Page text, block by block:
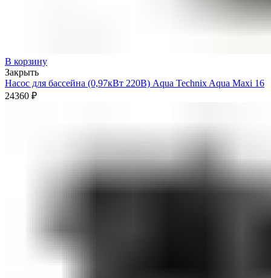
В корзину
Закрыть
Насос для бассейна (0,97кВт 220В) Aqua Technix Aqua Maxi 16
24360 ₽